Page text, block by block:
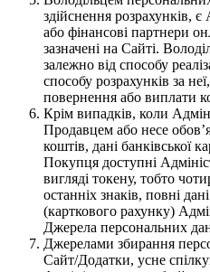
здійснення розрахунків,
або фінансові партнери
зазначені на Сайті.
залежно від способу
способу розрахунків за
повернення або виплати
Крім випадків, коли
Продавцем або несе
коштів, дані банківської
Покупця доступні
вигляді токену, тобто
останніх знаків, повні
(карткового рахунку)
Джерела персональних
Джерелами збирання
Сайт/Додатки, усне